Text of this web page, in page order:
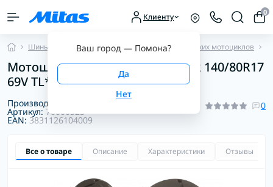
Клиенту
Ваш город — Помона?
0
Шины для мотоциклов Шины для туристических мотоциклов
Мотошина Mitas TERRA FORCE-R 140/80R17
69V TL*
Производитель:
Артикул:70000525
EAN: 3831126104009
0
Все о товаре Описание Характеристики Отзывы